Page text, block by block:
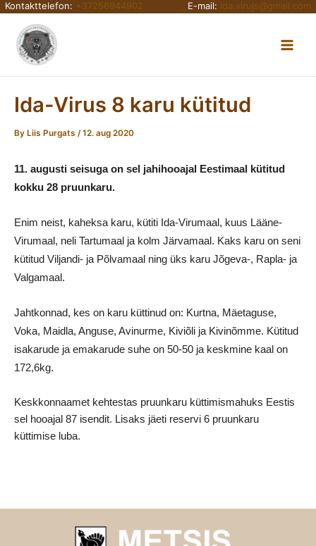
Skip
content
Kontakttelefon: +37256944902 E-mail: ida.virujs@gmail.com
Ida-Virus 8 karu kütitud
By Liis Purgats /12. aug 2020
11. augusti seisuga on sel jahihooajal Eestimaal kütitud
kokku 28 pruunkaru.
Enim neist, kaheksa karu, kütiti Ida-Virumaal, kuus Lääne-
Virumaal, neli Tartumaal ja kolm Järvamaal. Kaks karu on seni
kütitud Viljandi- ja Põlvamaal ning üks karu Jõgeva-, Rapla- ja
Valgamaal.
Jahtkonnad, kes on karu küttinud on: Kurtna, Mäetaguse,
Voka, Maidla, Anguse, Avinurme, Kiviõli ja Kivinõmme. Kütitud
isakarude ja emakarude suhe on 50-50 ja keskmine kaal on
172,6kg.
Keskkonnaamet kehtestas pruunkaru küttimismahuks Eestis
sel hooajal 87 isendit. Lisaks jäeti reservi 6 pruunkaru
küttimise luba.